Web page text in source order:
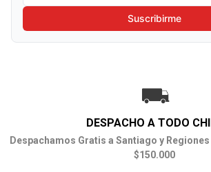
Suscribirme
DESPACHO A TODO
Despachamos Gratis a Santiago y
$150.000